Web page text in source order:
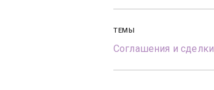
ТЕМЫ
Соглашения и сделки